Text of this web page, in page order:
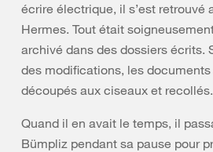
écrire électrique, il s’est retrouvé
Hermes. Tout était
archivé dans des dossiers écrits.
des modifications, les
découpés aux ciseaux et recollés.
Quand il en avait le temps, il
Bümpliz pendant sa pause pour